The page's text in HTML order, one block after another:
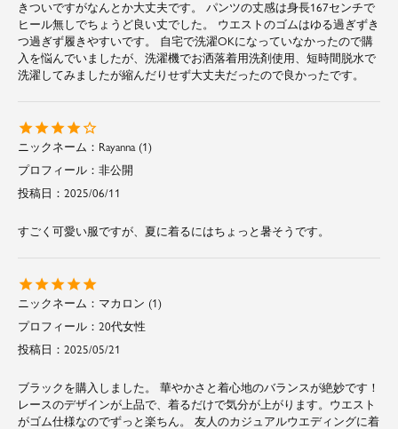
きついですがなんとか大丈夫です。 パンツの丈感は身長167センチで
ヒール無しでちょうど良い丈でした。 ウエストのゴムはゆる過ぎずき
つ過ぎず履きやすいです。 自宅で洗濯OKになっていなかったので購
入を悩んでいましたが、洗濯機でお洒落着用洗剤使用、短時間脱水で
洗濯してみましたが縮んだりせず大丈夫だったので良かったです。
Rayanna 1
非公開
投稿日
2025/06/11
すごく可愛い服ですが、夏に着るにはちょっと暑そうです。
マカロン
1
20代女性
投稿日
2025/05/21
ブラックを購入しました。 華やかさと着心地のバランスが絶妙です！
レースのデザインが上品で、着るだけで気分が上がります。ウエスト
がゴム仕様なのでずっと楽ちん。 友人のカジュアルウエディングに着